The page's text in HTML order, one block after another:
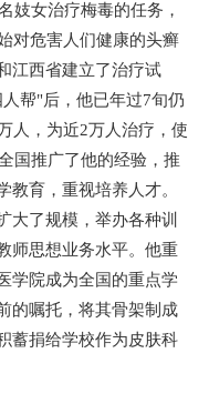
+
+
妓女治疗梅毒的任务，
对危害人们健康的头癣
江西省建立了治疗试
帮"后，他已年过7旬仍
人，为近2万人治疗，使
国推广了他的经验，推
教育，重视培养人才。
大了规模，举办各种训
师思想业务水平。他重
学院成为全国的重点学
的嘱托，将其骨架制成
蓄捐给学校作为皮肤科